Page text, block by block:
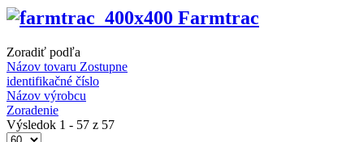
Farmtrac
Zoradiť podľa
Názov tovaru Zostupne
identifikačné číslo
Názov výrobcu
Zoradenie
Výsledok 1 - 57 z 57